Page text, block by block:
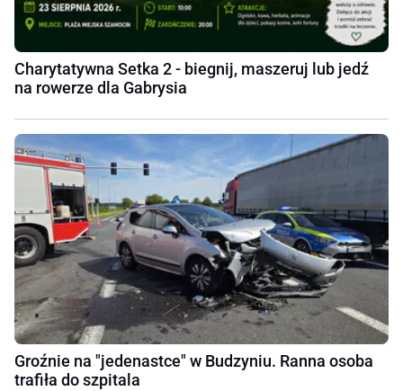
Charytatywna Setka 2 - biegnij, maszeruj lub jedź
na rowerze dla Gabrysia
Groźnie na "jedenastce" w Budzyniu. Ranna osoba
trafiła do szpitala